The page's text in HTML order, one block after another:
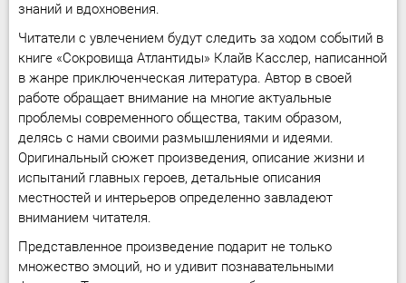
знаний и вдохновения.
Читатели с увлечением будут следить за ходом событий в
книге «Сокровища Атлантиды» Клайв Касслер, написанной
в жанре приключенческая литература. Автор в своей
работе обращает внимание на многие актуальные
проблемы современного общества, таким образом,
делясь с нами своими размышлениями и идеями.
Оригинальный сюжет произведения, описание жизни и
испытаний главных героев, детальные описания
местностей и интерьеров определенно завладеют
вниманием читателя.
Представленное произведение подарит не только
множество эмоций, но и удивит познавательными